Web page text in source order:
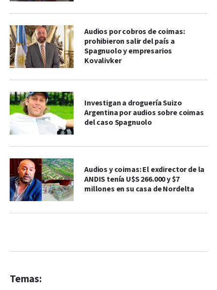
Audios por cobros de coimas:
prohibieron salir del país a
Spagnuolo y empresarios
Kovalivker
Investigan a droguería Suizo
Argentina por audios sobre coimas
del caso Spagnuolo
Audios y coimas: El exdirector de la
ANDIS tenía U$S 266.000 y $7
millones en su casa de Nordelta
Temas: